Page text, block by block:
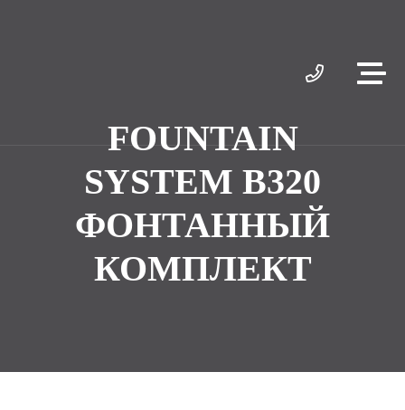
FOUNTAIN
SYSTEM B320
ФОНТАННЫЙ
КОМПЛЕКТ